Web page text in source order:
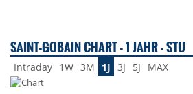
SAINT-GOBAIN CHART - 1 JAHR - STU
Intraday 1W 3M 1J 3J 5J MAX